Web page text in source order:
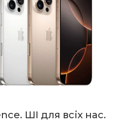
ШІ для всіх нас.